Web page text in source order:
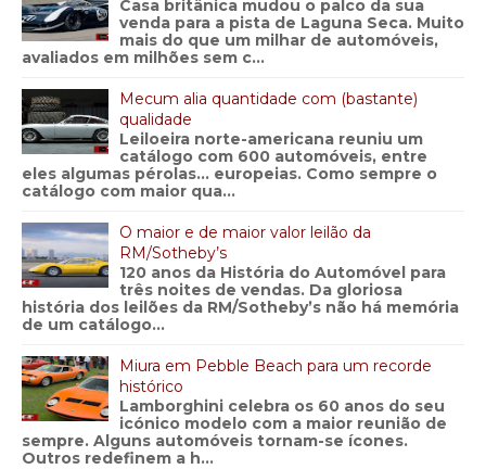
Casa britânica mudou o palco da sua
venda para a pista de Laguna Seca. Muito
mais do que um milhar de automóveis,
avaliados em milhões sem c...
Mecum alia quantidade com (bastante)
qualidade
Leiloeira norte-americana reuniu um
catálogo com 600 automóveis, entre
eles algumas pérolas… europeias. Como sempre o
catálogo com maior qua...
O maior e de maior valor leilão da
RM/Sotheby’s
120 anos da História do Automóvel para
três noites de vendas. Da gloriosa
história dos leilões da RM/Sotheby’s não há memória
de um catálogo...
Miura em Pebble Beach para um recorde
histórico
Lamborghini celebra os 60 anos do seu
icónico modelo com a maior reunião de
sempre. Alguns automóveis tornam-se ícones.
Outros redefinem a h...